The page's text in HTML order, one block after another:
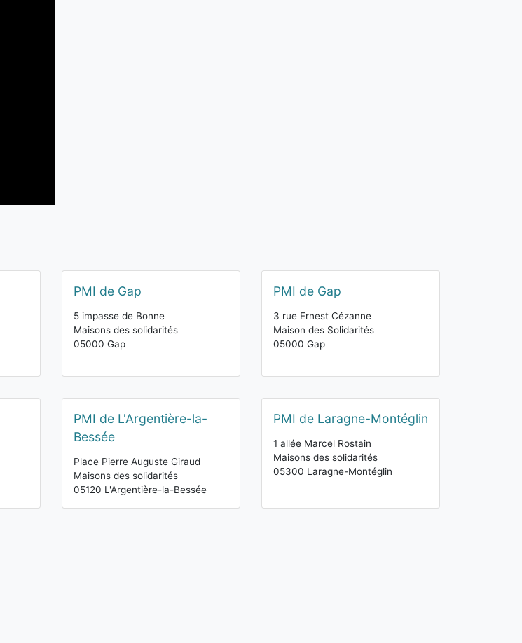
PMI de Gap
5 impasse de Bonne
Maisons des solidarités
05000 Gap
PMI de Gap
3 rue Ernest Cézanne
Maison des Solidarités
05000 Gap
PMI de L'Argentière-la-
Bessée
Place Pierre Auguste Giraud
Maisons des solidarités
05120 L'Argentière-la-Bessée
PMI de Laragne-Montéglin
1 allée Marcel Rostain
Maisons des solidarités
05300 Laragne-Montéglin